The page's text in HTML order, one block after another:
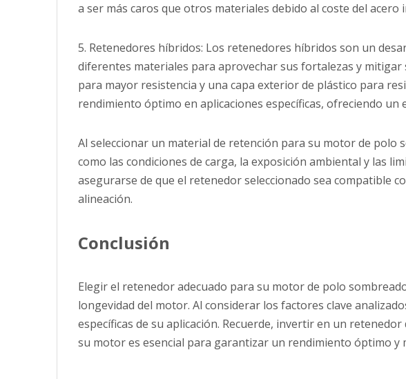
a ser más caros que otros materiales debido al coste del acero
5. Retenedores híbridos: Los retenedores híbridos son un
diferentes materiales para aprovechar sus fortalezas y
para mayor resistencia y una capa exterior de plástico para
rendimiento óptimo en aplicaciones específicas, ofreciendo
Al seleccionar un material de retención para su motor de polo
como las condiciones de carga, la exposición ambiental y las
asegurarse de que el retenedor seleccionado sea compatible
alineación.
Conclusión
Elegir el retenedor adecuado para su motor de polo
longevidad del motor. Al considerar los factores clave
específicas de su aplicación. Recuerde, invertir en un
su motor es esencial para garantizar un rendimiento óptimo